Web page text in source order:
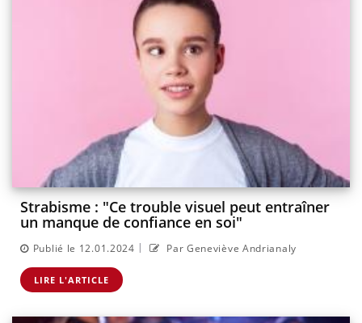
Strabisme : "Ce trouble visuel peut entraîner
un manque de confiance en soi"
Publié le 12.01.2024 | Par Geneviève Andrianaly
LIRE L'ARTICLE